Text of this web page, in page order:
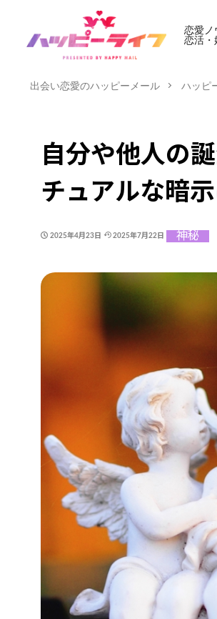
恋愛ノ
恋活・
出会い恋愛のハッピーメール ハッピ
自分や他人の
チュアルな暗
2025年4月23日 2025年7月22日 神秘